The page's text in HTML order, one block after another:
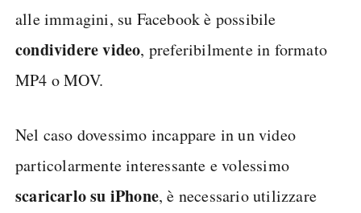
alle immagini, su Facebook è possibile
condividere video, preferibilmente in formato
MP4 o MOV.
Nel caso dovessimo incappare in un video
particolarmente interessante e volessimo
scaricarlo su iPhone, è necessario utilizzare